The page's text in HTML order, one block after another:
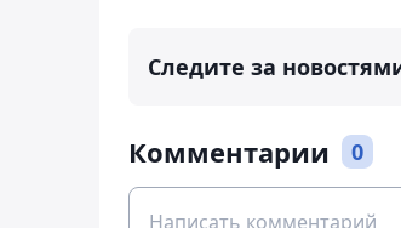
Следите за
Комментарии 0